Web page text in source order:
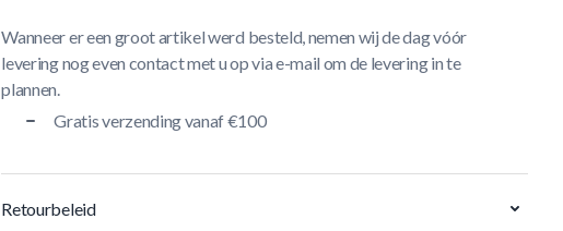
Wanneer er een groot artikel werd besteld, nemen wij de dag vóór
levering nog even contact met u op via e-mail om de levering in te
plannen.
Gratis verzending vanaf €100
Retourbeleid